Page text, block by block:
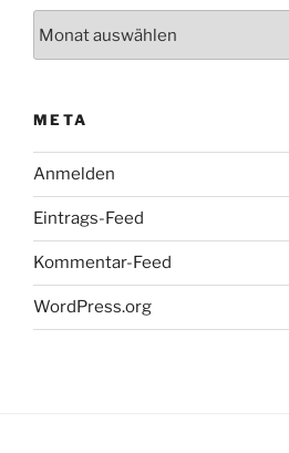
META
Anmelden
Eintrags-Feed
Kommentar-Feed
WordPress.org